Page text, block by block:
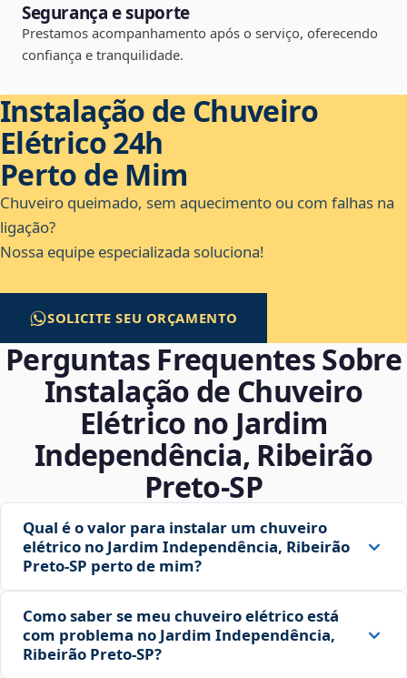
Segurança e suporte
Prestamos acompanhamento após o serviço, oferecendo
confiança e tranquilidade.
Instalação de Chuveiro
Elétrico 24h
Perto de Mim
Chuveiro queimado, sem aquecimento ou com falhas na
ligação?
Nossa equipe especializada soluciona!
SOLICITE SEU ORÇAMENTO
Perguntas Frequentes Sobre
Instalação de Chuveiro
Elétrico no Jardim
Independência, Ribeirão
Preto‑SP
Qual é o valor para instalar um chuveiro
elétrico no Jardim Independência, Ribeirão
Preto‑SP perto de mim?
Como saber se meu chuveiro elétrico está
com problema no Jardim Independência,
Ribeirão Preto‑SP?